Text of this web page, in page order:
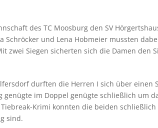
des TC Moosburg den SV
Schröcker und Lena Hobmeier mussten
zwei Siegen sicherten sich die Damen den
durften die Herren I sich über
genügte im Doppel genügte schließlich um
Krimi konnten die beiden
sind.